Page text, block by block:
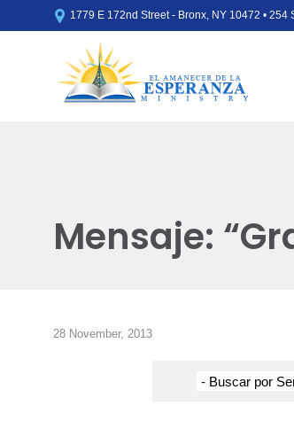
 1779 E 172nd Street - Bronx, NY 10472 •
Mensaje:
28 November, 2013